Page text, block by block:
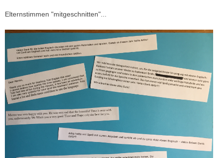
Elternstimmen "mitgeschnitten"...